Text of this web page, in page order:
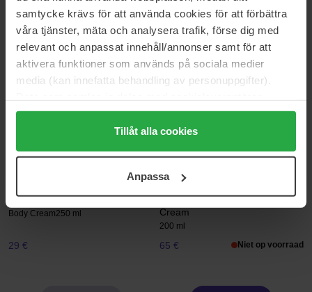
samtycke krävs för att använda cookies för att förbättra
våra tjänster, mäta och analysera trafik, förse dig med
relevant och anpassat innehåll/annonser samt för att
aktivera funktioner som används på sociala medier
media (kan innefatta behandling av personuppgifter).
Genom att trycka på "Tillåt alla cookies" accepterar du
alla cookies, medan du under "Detaljer" kan anpassa
användningen av cookies. Du kan när som helst återkalla
samt vår Integritetspolicy.
Tillåt alla cookies
Anpassa
Body Lotion
250 ml
19 €
Almond Milk Veil
40 €
Bodyologist
Body Cream250 ml
Nuxe
Milk
Royal
Body Cream250 ml
29 €
Body Firming Extra-Firming
Cream
200 ml
65 € Niet op voorraad